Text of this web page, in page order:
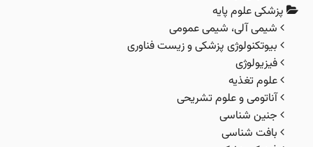
علوم پایه
شیمی آلی، شیمی عمومی
بیوتکنولوژی پزشکی و زیست فناوری
فیزیولوژی
علوم تغذیه
آناتومی و علوم تشریحی
جنین شناسی
بافت شناسی